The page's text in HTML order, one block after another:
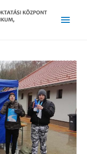
Main